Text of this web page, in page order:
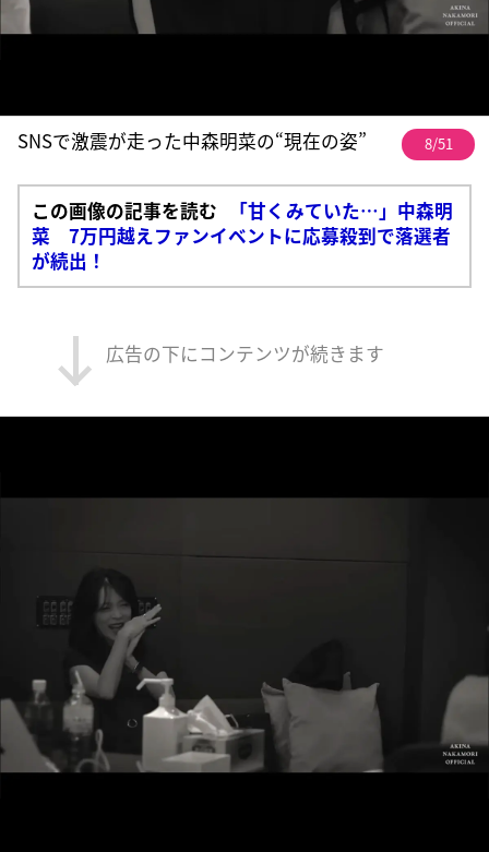
SNSで激震が走った中森明菜の“現在の姿” 8/51
この画像の記事を読む
「甘くみていた…」中森明
菜 7万円越えファンイベントに応募殺到で落選者
が続出！
広告の下にコンテンツが続きます